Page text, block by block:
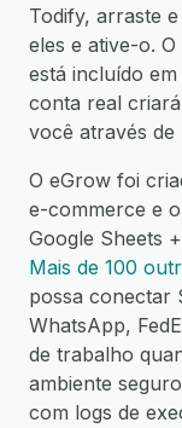
Todify, arraste
eles e ative-o.
está incluído
conta real
você através de
O eGrow foi
e-commerce e
Google Sheets
Mais de 100
possa conectar
WhatsApp,
de trabalho
ambiente
com logs de